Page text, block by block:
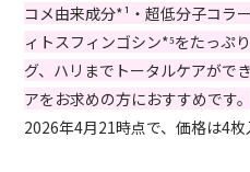
コメ由来成分*¹・超低分子コラ
ィトスフィンゴシン*⁵をたっぷ
グ、ハリまでトータルケアがで
アをお求めの方におすすめです。
2026年4月21時点で、価格は4枚